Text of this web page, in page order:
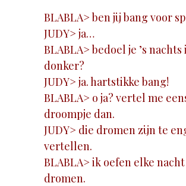
BLABLA> ben jij bang voor
JUDY> ja…
BLABLA> bedoel je ’s
donker?
JUDY> ja. hartstikke bang!
BLABLA> o ja? vertel me
droompje dan.
JUDY> die dromen zijn te
vertellen.
BLABLA> ik oefen elke
dromen.